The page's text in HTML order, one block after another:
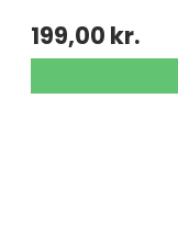
199,00 kr.